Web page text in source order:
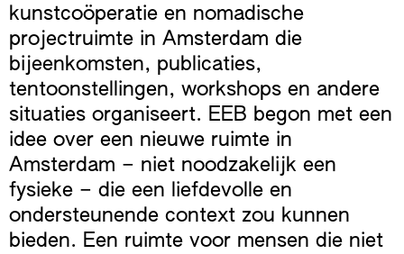
kunstcoöperatie en nomadische
projectruimte in Amsterdam die
bijeenkomsten, publicaties,
tentoonstellingen, workshops en andere
situaties organiseert. EEB begon met een
idee over een nieuwe ruimte in
Amsterdam – niet noodzakelijk een
fysieke – die een liefdevolle en
ondersteunende context zou kunnen
bieden. Een ruimte voor mensen die niet